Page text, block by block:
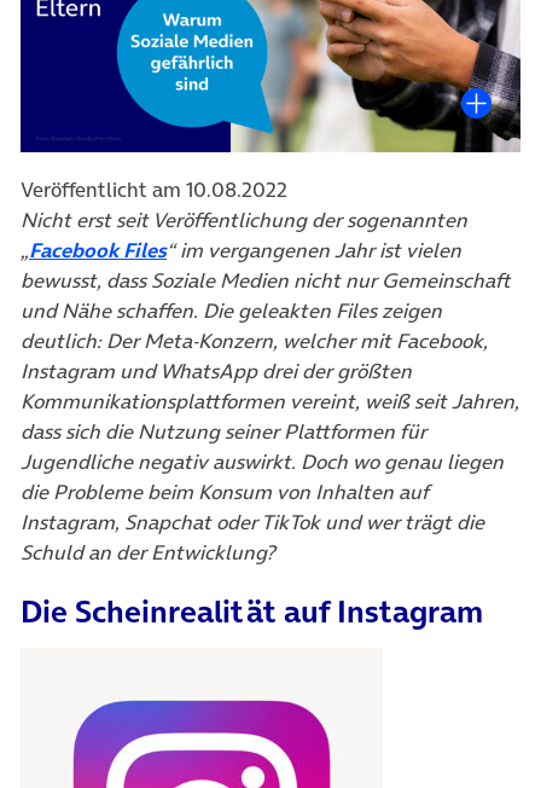
Veröffentlicht am 10.08.2022
Nicht erst seit Veröffentlichung der sogenannten
„Facebook Files(öffnet in neuem Tab)
“ im vergangenen Jahr ist vielen
bewusst, dass Soziale Medien nicht nur Gemeinschaft
und Nähe schaffen. Die geleakten Files zeigen
deutlich: Der Meta-Konzern, welcher mit Facebook,
Instagram und WhatsApp drei der größten
Kommunikationsplattformen vereint, weiß seit Jahren,
dass sich die Nutzung seiner Plattformen für
Jugendliche negativ auswirkt. Doch wo genau liegen
die Probleme beim Konsum von Inhalten auf
Instagram, Snapchat oder TikTok und wer trägt die
Schuld an der Entwicklung?
Die Scheinrealität auf Instagram